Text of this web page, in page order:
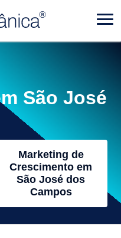
São José
Marketing de
Crescimento em
São José dos
Campos